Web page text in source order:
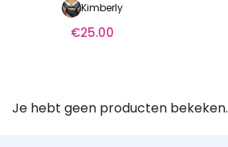
Kimberly
€25.00
Je hebt geen producten bekeken.